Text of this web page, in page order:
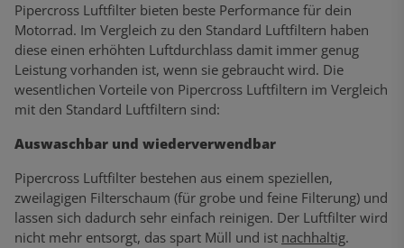
Pipercross Luftfilter bieten beste Performance für dein
Motorrad. Im Vergleich zu den Standard Luftfiltern haben
diese einen erhöhten Luftdurchlass damit immer genug
Leistung vorhanden ist, wenn sie gebraucht wird. Die
wesentlichen Vorteile von Pipercross Luftfiltern im Vergleich
mit den Standard Luftfiltern sind:
Auswaschbar und wiederverwendbar
Pipercross Luftfilter bestehen aus einem speziellen,
zweilagigen Filterschaum (für grobe und feine Filterung) und
lassen sich dadurch sehr einfach reinigen. Der Luftfilter wird
nicht mehr entsorgt, das spart Müll und ist nachhaltig.